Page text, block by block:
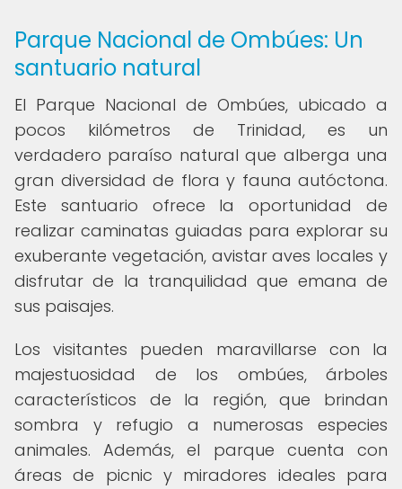
Parque Nacional de Ombúes: Un
santuario natural
El Parque Nacional de Ombúes, ubicado a
pocos kilómetros de Trinidad, es un
verdadero paraíso natural que alberga una
gran diversidad de flora y fauna autóctona.
Este santuario ofrece la oportunidad de
realizar caminatas guiadas para explorar su
exuberante vegetación, avistar aves locales y
disfrutar de la tranquilidad que emana de
sus paisajes.
Los visitantes pueden maravillarse con la
majestuosidad de los ombúes, árboles
característicos de la región, que brindan
sombra y refugio a numerosas especies
animales. Además, el parque cuenta con
áreas de picnic y miradores ideales para